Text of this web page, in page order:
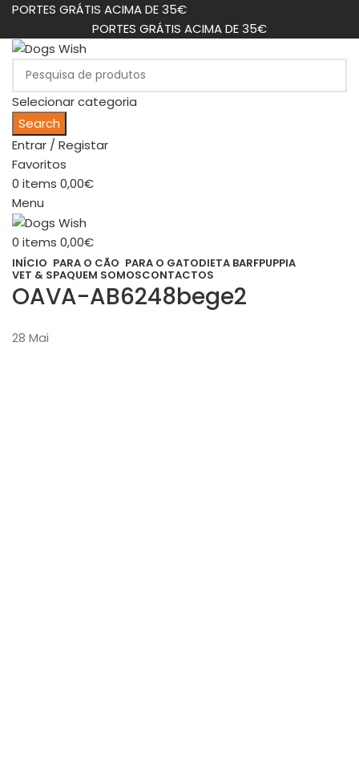
PORTES GRÁTIS ACIMA DE 35€
PORTES GRÁTIS ACIMA DE 35€
Selecionar categoria
Search
Entrar / Registar
Favoritos
0 items 0,00€
Menu
0 items 0,00€
INÍCIO PARA O CÃO PARA O GATODIETA BARFPUPPIA
VET & SPAQUEM SOMOSCONTACTOS
OAVA-AB6248bege2
28 Mai